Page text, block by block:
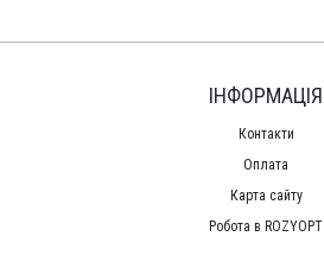
ІНФОРМАЦІЯ
Контакти
Оплата
Карта сайту
Робота в ROZYOPT